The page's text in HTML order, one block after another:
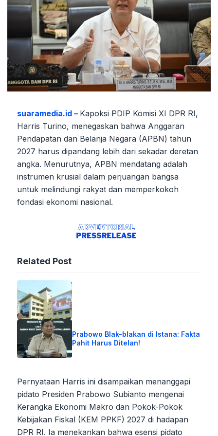
suaramedia.id – Kapoksi PDIP Komisi XI DPR RI,
Harris Turino, menegaskan bahwa Anggaran
Pendapatan dan Belanja Negara (APBN) tahun
2027 harus dipandang lebih dari sekadar deretan
angka. Menurutnya, APBN mendatang adalah
instrumen krusial dalam perjuangan bangsa
untuk melindungi rakyat dan memperkokoh
fondasi ekonomi nasional.
Related Post
Prabowo Blak-blakan di Istana: Fakta
Pahit Harus Ditelan!
Pernyataan Harris ini disampaikan menanggapi
pidato Presiden Prabowo Subianto mengenai
Kerangka Ekonomi Makro dan Pokok-Pokok
Kebijakan Fiskal (KEM PPKF) 2027 di hadapan
DPR RI. Ia menekankan bahwa esensi pidato